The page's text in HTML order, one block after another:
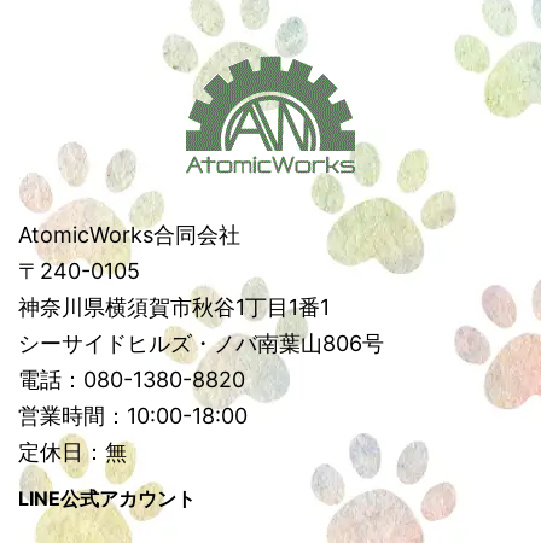
AtomicWorks合同会社
〒240-0105
神奈川県横須賀市秋谷1丁目1番1
シーサイドヒルズ・ノバ南葉山806号
電話：080-1380-8820
営業時間：10:00-18:00
定休日：無
LINE公式アカウント